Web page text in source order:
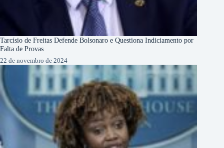
Tarcísio de Freitas Defende Bolsonaro e Questiona Indiciamento por
Falta de Provas
22 de novembro de 2024